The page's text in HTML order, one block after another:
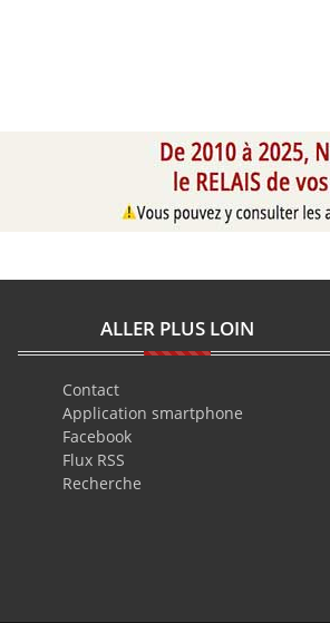
ALLER PLUS LOIN
Contact
Application smartphone
Facebook
Flux RSS
Recherche